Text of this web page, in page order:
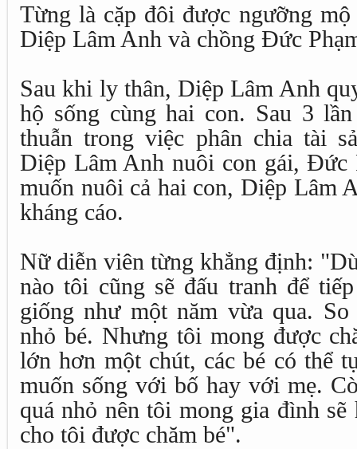
Từng là cặp đôi được ngưỡng
Diệp Lâm Anh và chồng Đức
Sau khi ly thân, Diệp Lâm Anh
hộ sống cùng hai con. Sau 3
thuẫn trong việc phân chia tài
Diệp Lâm Anh nuôi con gái, Đức
muốn nuôi cả hai con, Diệp Lâm
kháng cáo.
Nữ diễn viên từng khẳng định:
nào tôi cũng sẽ đấu tranh để
giống như một năm vừa qua.
nhỏ bé. Nhưng tôi mong được
lớn hơn một chút, các bé có thể
muốn sống với bố hay với mẹ.
quá nhỏ nên tôi mong gia đình
cho tôi được chăm bé".